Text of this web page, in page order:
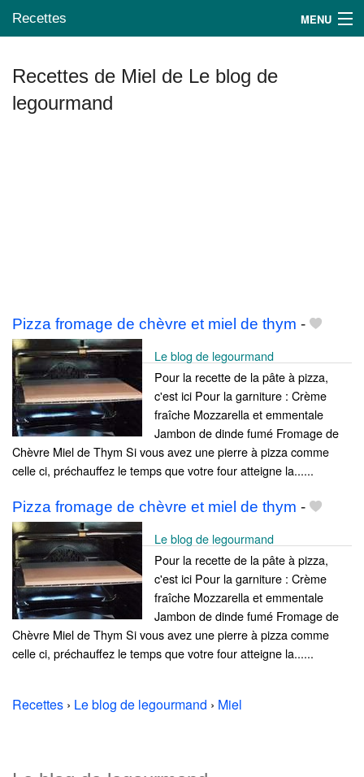
Recettes MENU
Mes blogs préférés
Recettes de Miel de Le blog de
legourmand
Pizza fromage de chèvre et miel de thym -
Le blog de legourmand
Pour la recette de la pâte à pizza,
c'est ici Pour la garniture : Crème
fraîche Mozzarella et emmentale
Jambon de dinde fumé Fromage de
Chèvre Miel de Thym Si vous avez une pierre à pizza comme
celle ci, préchauffez le temps que votre four atteigne la......
Pizza fromage de chèvre et miel de thym -
Le blog de legourmand
Pour la recette de la pâte à pizza,
c'est ici Pour la garniture : Crème
fraîche Mozzarella et emmentale
Jambon de dinde fumé Fromage de
Chèvre Miel de Thym Si vous avez une pierre à pizza comme
celle ci, préchauffez le temps que votre four atteigne la......
Recettes › Le blog de legourmand › Miel